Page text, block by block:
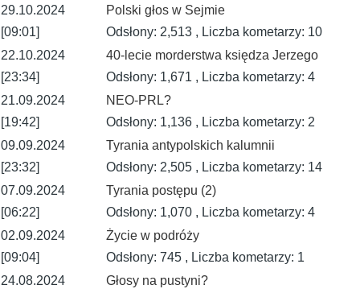
29.10.2024
[09:01]
Polski głos w Sejmie
Odsłony: 2,513 , Liczba kometarzy: 10
22.10.2024
[23:34]
40-lecie morderstwa księdza Jerzego
Odsłony: 1,671 , Liczba kometarzy: 4
21.09.2024
[19:42]
NEO-PRL?
Odsłony: 1,136 , Liczba kometarzy: 2
09.09.2024
[23:32]
Tyrania antypolskich kalumnii
Odsłony: 2,505 , Liczba kometarzy: 14
07.09.2024
[06:22]
Tyrania postępu (2)
Odsłony: 1,070 , Liczba kometarzy: 4
02.09.2024
[09:04]
Życie w podróży
Odsłony: 745 , Liczba kometarzy: 1
24.08.2024
Głosy na pustyni?